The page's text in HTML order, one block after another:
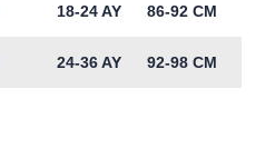
18-24 AY 86-92 CM
24-36 AY 92-98 CM